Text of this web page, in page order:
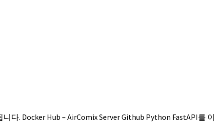
. Docker Hub – AirComix Server Github Python FastAPI를 이